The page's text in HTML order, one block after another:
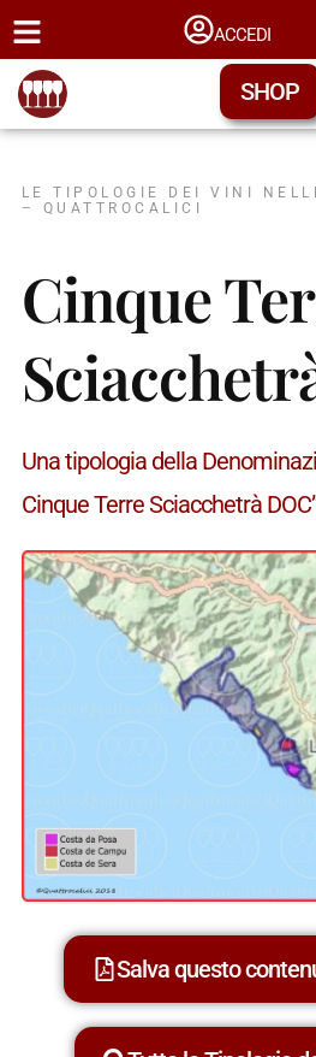
ACCEDI
SHOP
LE TIPOLOGIE DEI VINI
– QUATTROCALICI
Cinque
Una tipologia della
Cinque Terre Sciacchetrà
Salva questo